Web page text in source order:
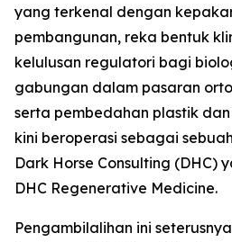
yang terkenal dengan
pembangunan, reka bentuk
kelulusan regulatori bagi
gabungan dalam pasaran
serta pembedahan plastik dan
kini beroperasi sebagai
Dark Horse Consulting (DHC)
DHC Regenerative Medicine.
Pengambilalihan ini